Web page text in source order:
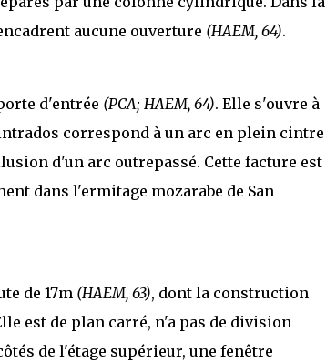
aucune ouverture (HAEM, 64).
d'entrée (PCA; HAEM, 64). Elle s'ouvre à
correspond à un arc en plein cintre
d'un arc outrepassé. Cette facture est
dans l'ermitage mozarabe de San
de 17m (HAEM, 63), dont la construction
est de plan carré, n'a pas de division
de l'étage supérieur, une fenêtre